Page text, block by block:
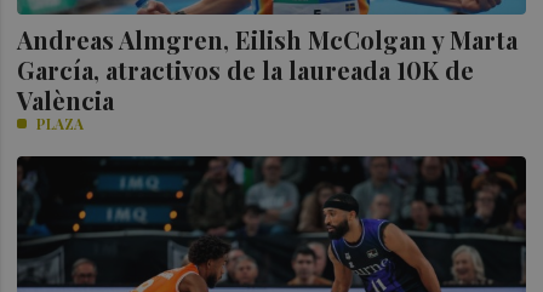
Andreas Almgren, Eilish McColgan y Marta
García, atractivos de la laureada 10K de
València
PLAZA